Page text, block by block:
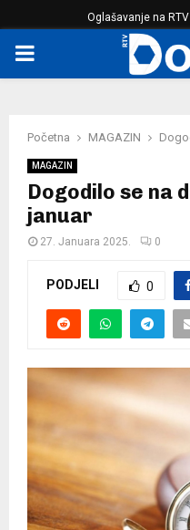
Oglašavanje na
PRIMARY
Početna MAGAZIN
MAGAZIN
Dogodilo se na
januar
27. Januara 2025. 0
PODJELI 0